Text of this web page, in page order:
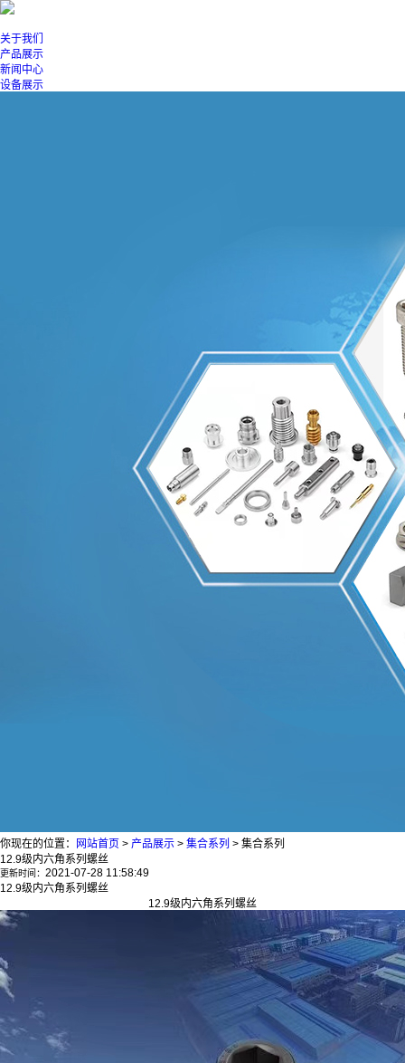
关于我们
产品展示
新闻中心
设备展示
你现在的位置： 网站首页 > 产品展示 > 集合系列 > 集合系列
12.9级内六角系列螺丝
更新时间： 2021-07-28 11:58:49
12.9级内六角系列螺丝
12.9级内六角系列螺丝